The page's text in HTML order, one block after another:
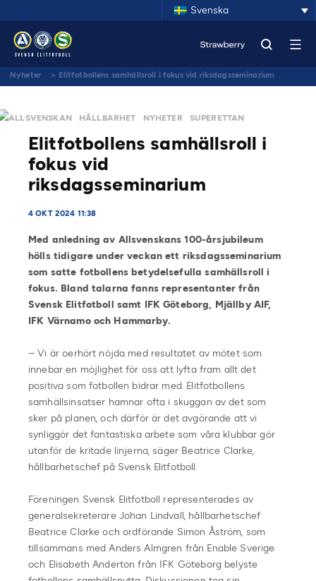
Svenska
Nyheter > Elitfotbollens samhällsroll i fokus vid riksdagsseminarium
ALLSVENSKAN HÅLLBARHET NYHETER SUPERETTAN
Elitfotbollens samhällsroll i
fokus vid
riksdagsseminarium
4 OKT 2024 11:38
Med anledning av Allsvenskans 100-årsjubileum
hölls tidigare under veckan ett riksdagsseminarium
som satte fotbollens betydelsefulla samhällsroll i
fokus. Bland talarna fanns representanter från
Svensk Elitfotboll samt IFK Göteborg, Mjällby AIF,
IFK Värnamo och Hammarby.
– Vi är oerhört nöjda med resultatet av mötet som
innebar en möjlighet för oss att lyfta fram allt det
positiva som fotbollen bidrar med. Elitfotbollens
samhällsinsatser hamnar ofta i skuggan av det som
sker på planen, och därför är det avgörande att vi
synliggör det fantastiska arbete som våra klubbar gör
utanför de kritade linjerna, säger Beatrice Clarke,
hållbarhetschef på Svensk Elitfotboll.
Föreningen Svensk Elitfotboll representerades av
generalsekreterare Johan Lindvall, hållbarhetschef
Beatrice Clarke och ordförande Simon Åström, som
tillsammans med Anders Almgren från Enable Sverige
och Elisabeth Anderton från IFK Göteborg belyste